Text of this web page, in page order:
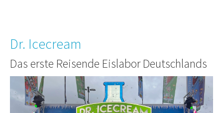
Dr. Icecream
Das erste Reisende Eislabor Deutschlands